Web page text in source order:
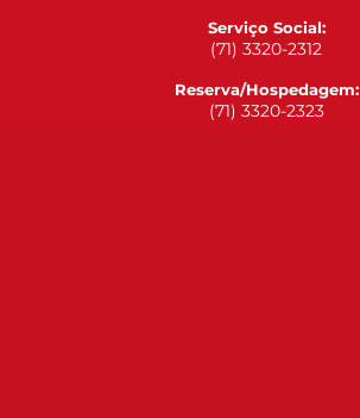
Serviço Social:
(71) 3320-2312
Reserva/Hospedagem:
(71) 3320-2323